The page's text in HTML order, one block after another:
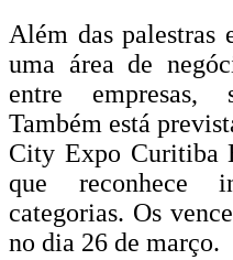
Além das palestras
uma área de
entre empresas,
Também está
City Expo Curitiba
que reconhece
categorias. Os
no dia 26 de março.